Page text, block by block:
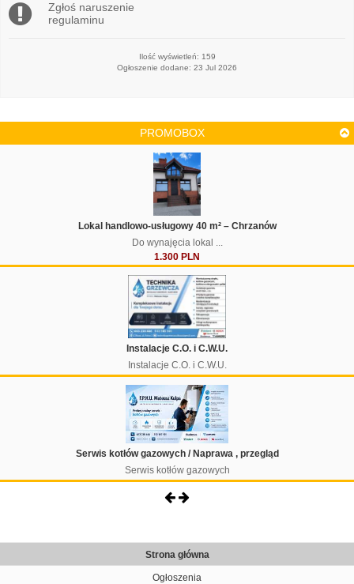
Zgłoś naruszenie
regulaminu
Ilość wyświetleń: 159
Ogłoszenie dodane: 23 Jul 2026
PROMOBOX
Lokal handlowo-usługowy 40 m² – Chrzanów
Do wynajęcia lokal ...
1.300 PLN
Instalacje C.O. i C.W.U.
Instalacje C.O. i C.W.U.
Serwis kotłów gazowych / Naprawa , przegląd
Serwis kotłów gazowych
Strona główna
Ogłoszenia